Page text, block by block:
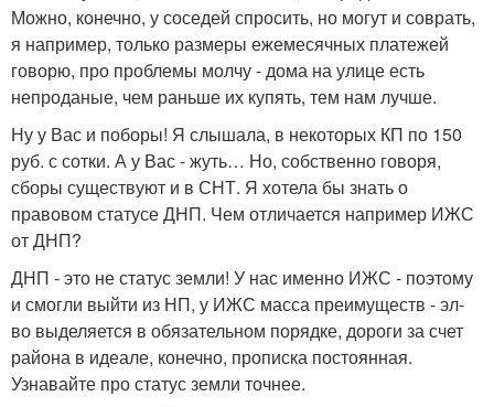
Можно, конечно, у соседей спросить, но могут и соврать,
я например, только размеры ежемесячных платежей
говорю, про проблемы молчу - дома на улице есть
непроданые, чем раньше их купять, тем нам лучше.
Ну у Вас и поборы! Я слышала, в некоторых КП по 150
руб. с сотки. А у Вас - жуть… Но, собственно говоря,
сборы существуют и в СНТ. Я хотела бы знать о
правовом статусе ДНП. Чем отличается например ИЖС
от ДНП?
ДНП - это не статус земли! У нас именно ИЖС - поэтому
и смогли выйти из НП, у ИЖС масса преимуществ - эл-
во выделяется в обязательном порядке, дороги за счет
района в идеале, конечно, прописка постоянная.
Узнавайте про статус земли точнее.